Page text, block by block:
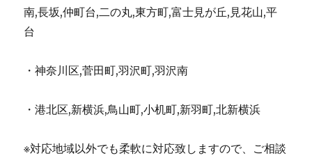
南,長坂,仲町台,二の丸,東方町,富士見が丘,見花山,平
台
・神奈川区,菅田町,羽沢町,羽沢南
・港北区,新横浜,鳥山町,小机町,新羽町,北新横浜
※対応地域以外でも柔軟に対応致しますので、ご相談